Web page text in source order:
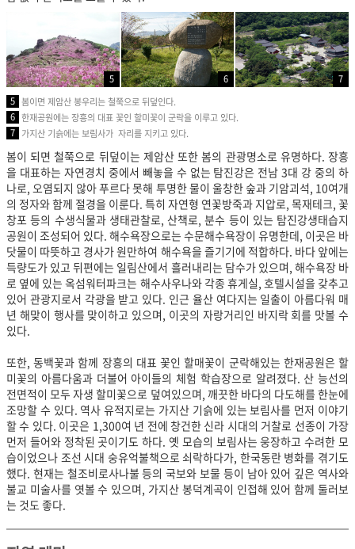
5 6
7
5 봄이면 제암산 봉우리는 철쭉으로 뒤덮인다.
6 한재공원에는 장흥의 대표 꽃인 할미꽃이 군락을 이루고 있다.
7 가지산 기슭에는 보림사가 자리를 지키고 있다.
봄이 되면 철쭉으로 뒤덮이는 제암산 또한 봄의 관광명소로 유명하다. 장흥
을 대표하는 자연경치 중에서 빼놓을 수 없는 탐진강은 전남 3대 강 중의 하
나로, 오염되지 않아 푸르다 못해 투명한 물이 울창한 숲과 기암괴석, 10여개
의 정자와 함께 절경을 이룬다. 특히 자연형 연꽃방죽과 지압로, 목재테크, 꽃
창포 등의 수생식물과 생태관찰로, 산책로, 분수 등이 있는 탐진강생태습지
공원이 조성되어 있다. 해수욕장으로는 수문해수욕장이 유명한데, 이곳은 바
닷물이 따뜻하고 경사가 원만하여 해수욕을 즐기기에 적합하다. 바다 앞에는
득량도가 있고 뒤편에는 일림산에서 흘러내리는 담수가 있으며, 해수욕장 바
로 옆에 있는 옥섬워터파크는 해수사우나와 각종 휴게실, 호텔시설을 갖추고
있어 관광지로서 각광을 받고 있다. 인근 율산 여다지는 일출이 아름다워 매
년 해맞이 행사를 맞이하고 있으며, 이곳의 자랑거리인 바지락 회를 맛볼 수
있다.
또한, 동백꽃과 함께 장흥의 대표 꽃인 할매꽃이 군락해있는 한재공원은 할
미꽃의 아름다움과 더불어 아이들의 체험 학습장으로 알려졌다. 산 능선의
전면적이 모두 자생 할미꽃으로 덮여있으며, 깨끗한 바다의 다도해를 한눈에
조망할 수 있다. 역사 유적지로는 가지산 기슭에 있는 보림사를 먼저 이야기
할 수 있다. 이곳은 1,300여 년 전에 창건한 신라 시대의 거찰로 선종이 가장
먼저 들어와 정착된 곳이기도 하다. 옛 모습의 보림사는 웅장하고 수려한 모
습이었으나 조선 시대 숭유억불책으로 쇠락하다가, 한국동란 병화를 겪기도
했다. 현재는 철조비로사나불 등의 국보와 보물 등이 남아 있어 깊은 역사와
불교 미술사를 엿볼 수 있으며, 가지산 봉덕계곡이 인접해 있어 함께 둘러보
는 것도 좋다.